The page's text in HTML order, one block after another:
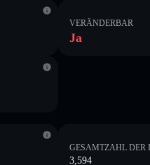
VERÄNDERBAR
Ja
GESAMTZAHL DER
3,594